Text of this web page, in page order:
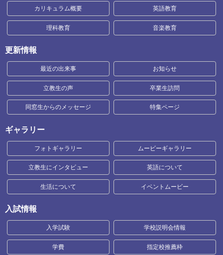
カリキュラム概要 英語教育
理科教育 音楽教育
更新情報
最近の出来事 お知らせ
立教生の声 卒業生訪問
同窓生からのメッセージ 特集ページ
ギャラリー
フォトギャラリー ムービーギャラリー
立教生にインタビュー 英語について
生活について イベントムービー
入試情報
入学試験 学校説明会情報
学費 指定校推薦枠